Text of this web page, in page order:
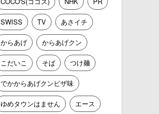
SWISS TV あさイチ
からあげ からあげクン
こだいこ そば つけ麺
でかからあげクンピザ味
ゆめタウンはません エース